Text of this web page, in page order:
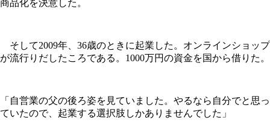
商品化を決意した。
そして2009年、36歳のときに起業した。オンラインショップ
が流行りだしたころである。1000万円の資金を国から借りた。
「自営業の父の後ろ姿を見ていました。やるなら自分でと思っ
ていたので、起業する選択肢しかありませんでした」